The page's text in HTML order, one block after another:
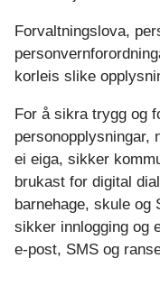
Forvaltningslova,
korleis slike
For å sikra trygg og
personopplysningar,
ei eiga, sikker
brukast for digital
barnehage, skule og
sikker innlogging og
e-post, SMS og